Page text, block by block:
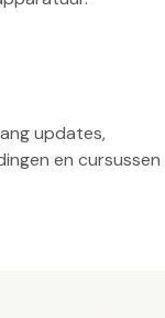
updates,
en cursussen